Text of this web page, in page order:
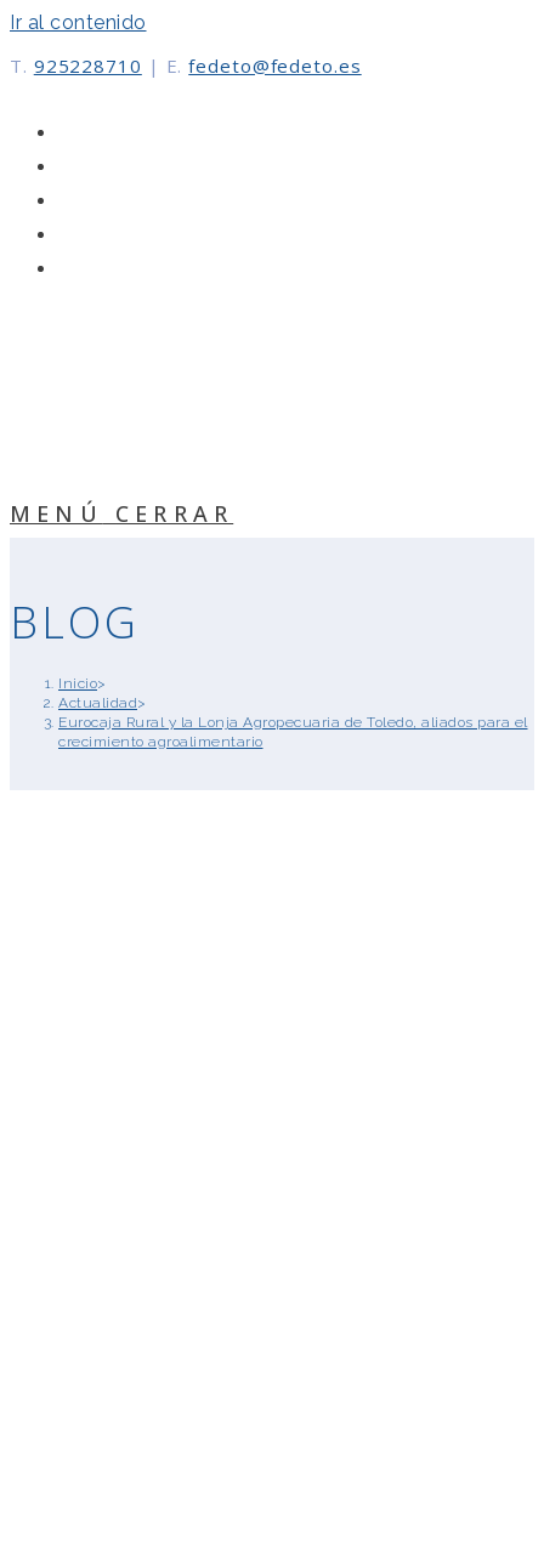
Ir al contenido
T. 925228710 | E. fedeto@fedeto.es
MENÚ CERRAR
BLOG
Inicio>
Actualidad>
Eurocaja Rural y la Lonja Agropecuaria de Toledo, aliados para el
crecimiento agroalimentario